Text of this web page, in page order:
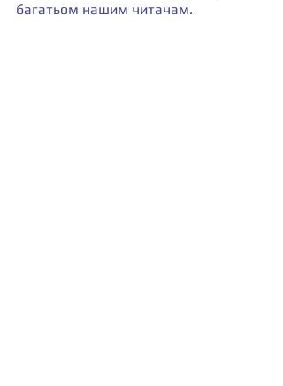
багатьом нашим читачам.